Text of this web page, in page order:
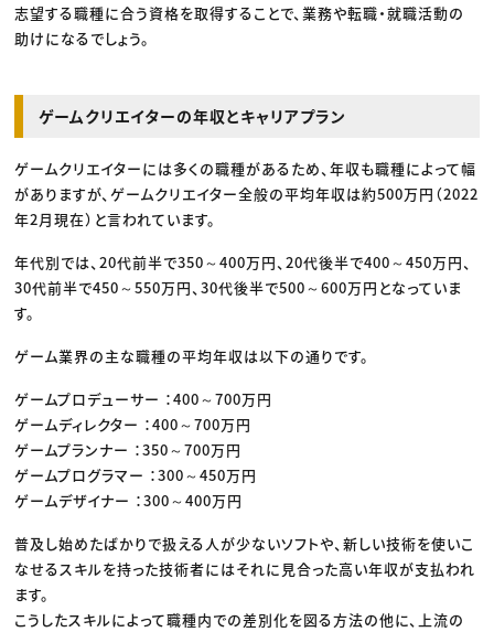
志望する職種に合う資格を取得することで、業務や転職・就職活動の
助けになるでしょう。
ゲームクリエイターの年収とキャリアプラン
ゲームクリエイターには多くの職種があるため、年収も職種によって幅
がありますが、ゲームクリエイター全般の平均年収は約500万円（2022
年2月現在）と言われています。
年代別では、20代前半で350～400万円、20代後半で400～450万円、
30代前半で450～550万円、30代後半で500～600万円となっていま
す。
ゲーム業界の主な職種の平均年収は以下の通りです。
ゲームプロデューサー ：400～700万円
ゲームディレクター ：400～700万円
ゲームプランナー ：350～700万円
ゲームプログラマー ：300～450万円
ゲームデザイナー ：300～400万円
普及し始めたばかりで扱える人が少ないソフトや、新しい技術を使いこ
なせるスキルを持った技術者にはそれに見合った高い年収が支払われ
ます。
こうしたスキルによって職種内での差別化を図る方法の他に、上流の